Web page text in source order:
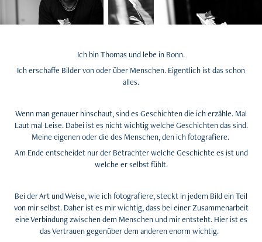
Ich bin Thomas und lebe in Bonn.
Ich erschaffe Bilder von oder über Menschen. Eigentlich ist das schon
alles.
Wenn man genauer hinschaut, sind es Geschichten die ich erzähle. Mal
Laut mal Leise. Dabei ist es nicht wichtig welche Geschichten das sind.
Meine eigenen oder die des Menschen, den ich fotografiere.
Am Ende entscheidet nur der Betrachter welche Geschichte es ist und
welche er selbst fühlt.
Bei der Art und Weise, wie ich fotografiere, steckt in jedem Bild ein Teil
von mir selbst. Daher ist es mir wichtig, dass bei einer Zusammenarbeit
eine Verbindung zwischen dem Menschen und mir entsteht. Hier ist es
das Vertrauen gegenüber dem anderen enorm wichtig. ​